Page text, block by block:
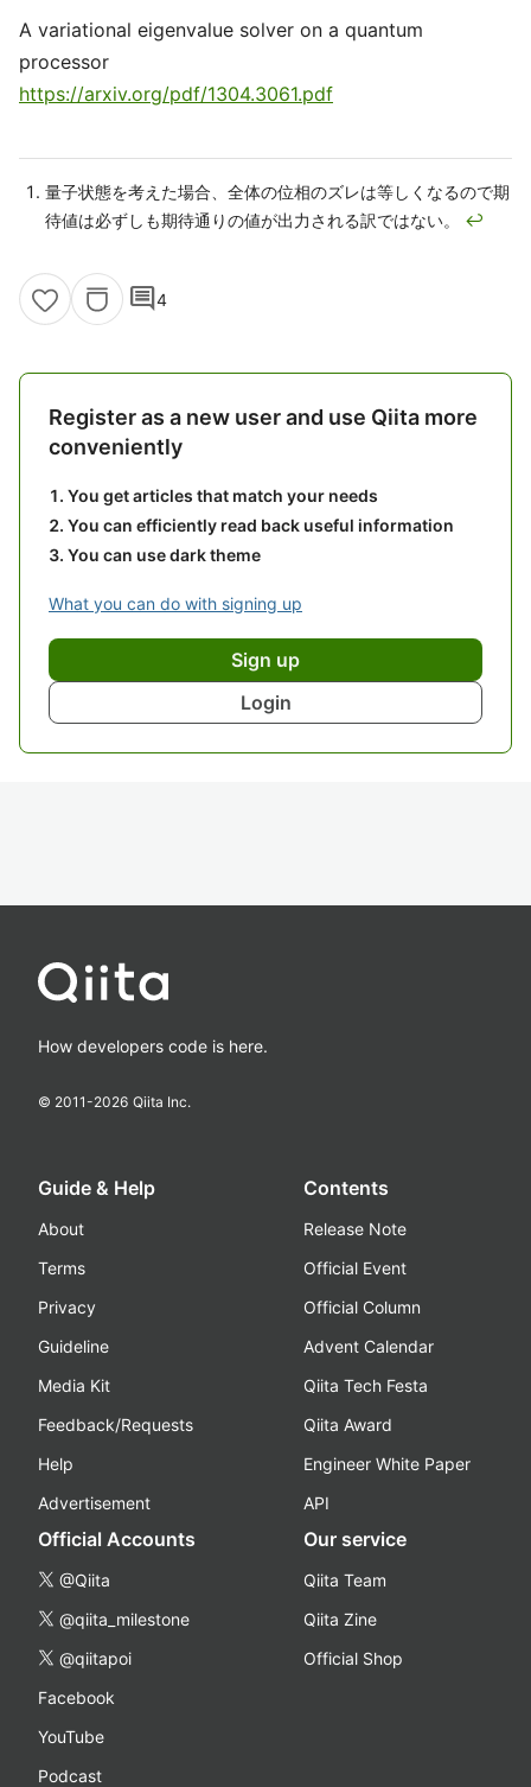
A variational eigenvalue solver on a quantum
processor
https://arxiv.org/pdf/1304.3061.pdf
量子状態を考えた場合、全体の位相のズレは等しくなるので期
待値は必ずしも期待通りの値が出力される訳ではない。 ↩
comment4
Register as a new user and use Qiita more
conveniently
You get articles that match your needs
You can efficiently read back useful information
You can use dark theme
What you can do with signing up
Sign up
Login
How developers code is here.
© 2011-2026 Qiita Inc.
Guide & Help
About
Terms
Privacy
Guideline
Media Kit
Feedback/Requests
Help
Advertisement
Contents
Release Note
Official Event
Official Column
Advent Calendar
Qiita Tech Festa
Qiita Award
Engineer White Paper
API
Official Accounts
@Qiita
@qiita_milestone
@qiitapoi
Facebook
YouTube
Podcast
Our service
Qiita Team
Qiita Zine
Official Shop